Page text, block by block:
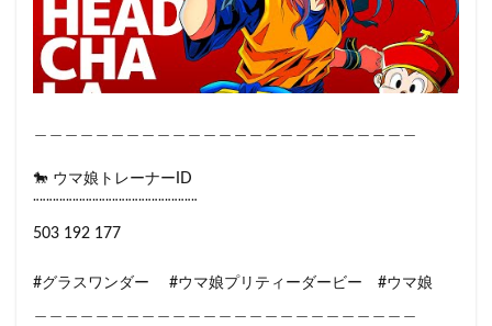
🐎 ウマ娘トレーナーID
¨¨¨¨¨¨¨¨¨¨¨¨¨¨¨¨¨¨¨¨¨¨¨¨¨
503 192 177
#グラスワンダー #ウマ娘プリティーダービー #ウマ娘